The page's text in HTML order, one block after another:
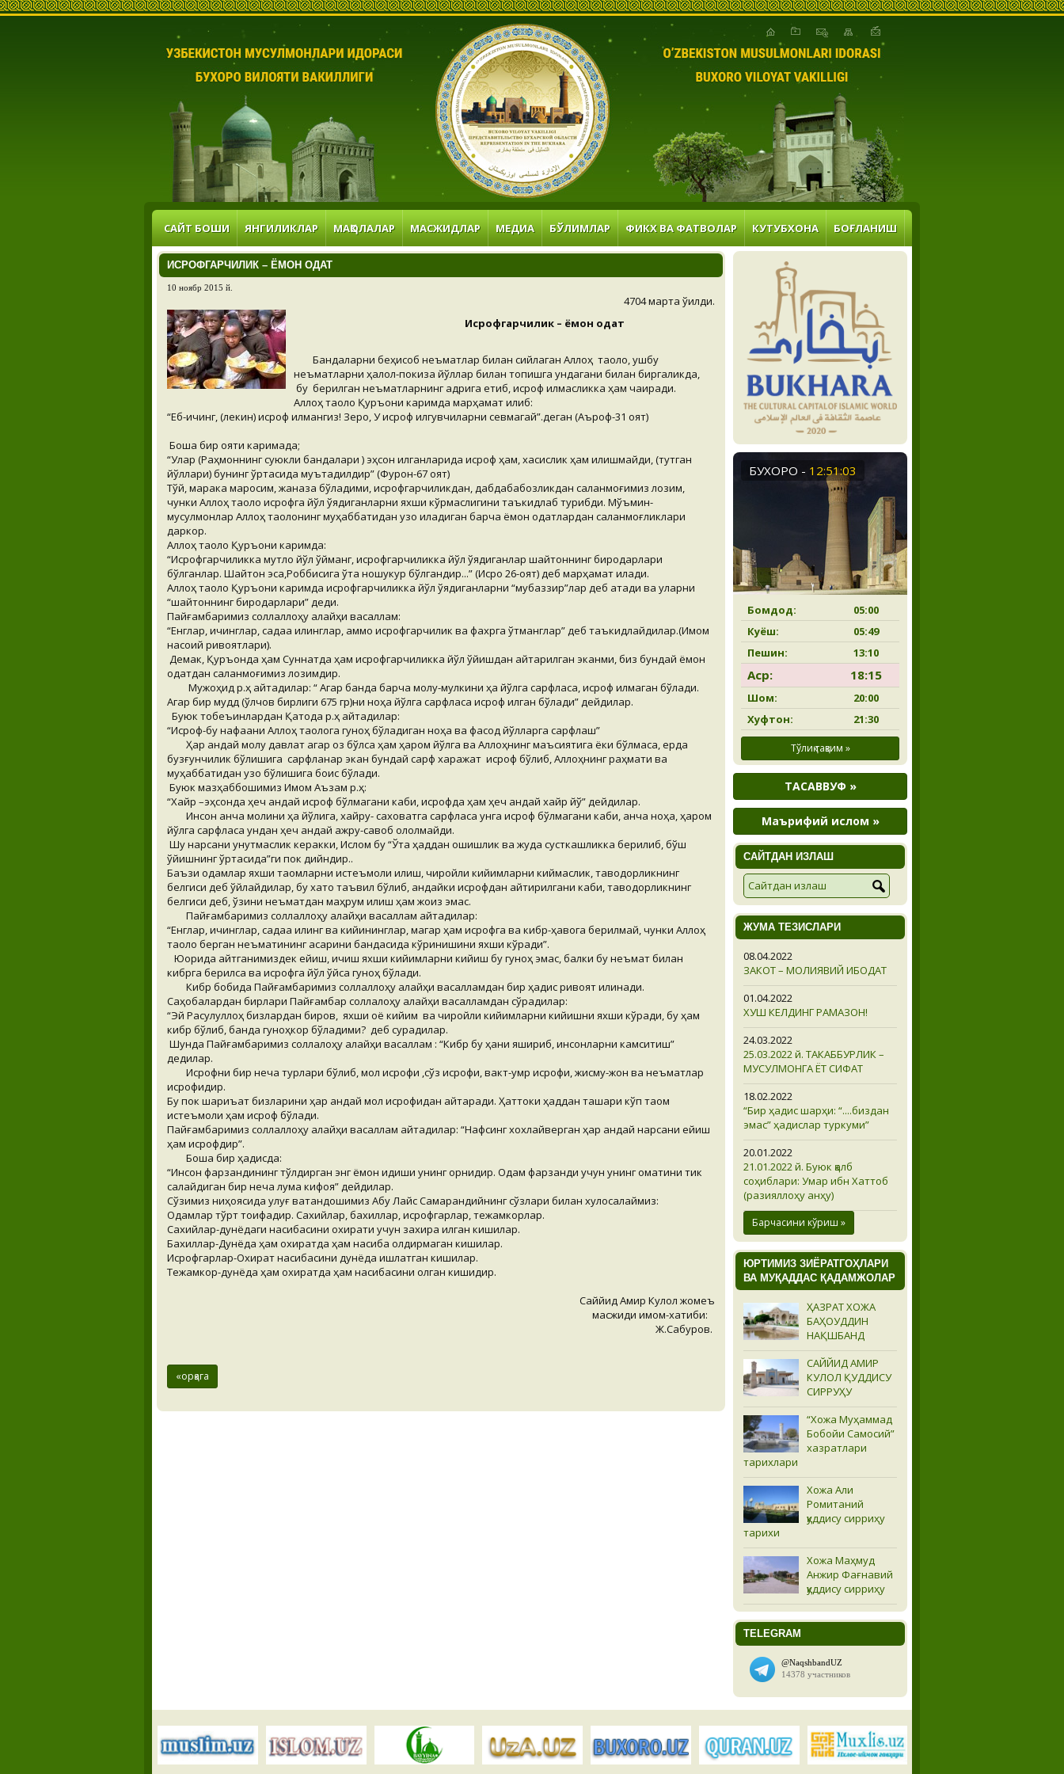
САЙТ БОШИ ЯНГИЛИКЛАР МАҚОЛАЛАР МАСЖИДЛАР МЕДИА БЎЛИМЛАР ФИКХ ВА ФАТВОЛАР КУТУБХОНА БОҒЛАНИШ
ИСРОФГАРЧИЛИК – ЁМОН ОДАТ
10 ноябр 2015 й.
4704 марта ўқилди.
Исрофгарчилик – ёмон одат
Бандаларни беҳисоб неъматлар билан сийлаган Аллоҳ таоло, ушбу
неъматларни ҳалол-покиза йўллар билан топишга ундагани билан биргаликда,
бу берилган неъматларнинг қадрига етиб, исроф қилмасликка ҳам чақиради.
Аллоҳ таоло Қуръони каримда марҳамат қилиб:
“Еб-ичинг, (лекин) исроф қилмангиз! Зеро, У исроф қилгувчиларни севмагай”.деган (Аъроф-31 оят)
Бошқа бир ояти каримада;
“Улар (Раҳмоннинг суюкли бандалари ) эҳсон қилганларида исроф ҳам, хасислик ҳам қилишмайди, (тутган
йўллари) бунинг ўртасида муътадилдир” (Фурқон-67 оят)
Тўй, марака маросим, жаназа бўладими, исрофгарчиликдан, дабдабабозликдан сақланмоғимиз лозим,
чунки Аллоҳ таоло исрофга йўл қўядиганларни яхши кўрмаслигини таъкидлаб турибди. Мўъмин-
мусулмонлар Аллоҳ таолонинг муҳаббатидан узоқ қиладиган барча ёмон одатлардан сақланмоғликлари
даркор.
Аллоҳ таоло Қуръони каримда:
“Исрофгарчиликка мутлоқ йўл қўйманг, исрофгарчиликка йўл қўядиганлар шайтоннинг биродарлари
бўлганлар. Шайтон эса,Роббисига ўта ношукур бўлгандир...” (Исро 26-оят) деб марҳамат қилади.
Аллоҳ таоло Қуръони каримда исрофгарчиликка йўл қўядиганларни “мубаззир”лар деб атади ва уларни
“шайтоннинг биродарлари” деди.
Пайғамбаримиз соллаллоҳу алайҳи васаллам:
“Енглар, ичинглар, садақа қилинглар, аммо исрофгарчилик ва фахрга ўтманглар” деб таъкидлайдилар.(Имом
насоий ривоятлари).
Демак, Қуръонда ҳам Суннатда ҳам исрофгарчиликка йўл қўйишдан қайтарилган эканми, биз бундай ёмон
одатдан сақланмоғимиз лозимдир.
Мужоҳид р.ҳ айтадилар: “ Агар банда барча молу-мулкини ҳақ йўлга сарфласа, исроф қилмаган бўлади.
Агар бир мудд (ўлчов бирлиги 675 гр)ни ноҳақ йўлга сарфласа исроф қилган бўлади” дейдилар.
Буюк тобеъинлардан Қатода р.ҳ айтадилар:
“Исроф-бу нафақани Аллоҳ таолога гуноҳ бўладиган ноҳақ ва фасод йўлларга сарфлаш”
Ҳар қандай молу давлат агар оз бўлса ҳам ҳаром йўлга ва Аллоҳнинг маъсиятига ёки бўлмаса, ерда
бузғунчилик бўлишига сарфланар экан бундай сарф харажат исроф бўлиб, Аллоҳнинг раҳмати ва
муҳаббатидан узоқ бўлишига боис бўлади.
Буюк мазҳаббошимиз Имом Аъзам р.ҳ:
“Хайр –эҳсонда ҳеч қандай исроф бўлмагани каби, исрофда ҳам ҳеч қандай хайр йўқ” дейдилар.
Инсон қанча молини ҳаққ йўлига, хайру- саховатга сарфласа унга исроф бўлмагани каби, қанча ноҳақ, ҳаром
йўлга сарфласа ундан ҳеч қандай ажру-савоб ололмайди.
Шу нарсани унутмаслик керакки, Ислом бу “Ўта ҳаддан ошишлик ва жуда сусткашликка берилиб, бўш
қўйишнинг ўртасида”ги пок дийндир..
Баъзи одамлар яхши таомларни истеъмоли қилиш, чиройли кийимларни киймаслик, тақводорликнинг
белгиси деб ўйлайдилар, бу хато таъвил бўлиб, қандайки исрофдан қайтирилгани каби, тақводорликнинг
белгиси деб, ўзини неъматдан маҳрум қилиш ҳам жоиз эмас.
Пайғамбаримиз соллаллоҳу алайҳи васаллам айтадилар:
“Енглар, ичинглар, садақа қилинг ва кийининглар, магар ҳам исрофга ва кибр-ҳавога берилмай, чунки Аллоҳ
таоло берган неъматининг асарини бандасида кўринишини яхши кўради”.
Юқорида айтганимиздек ейиш, ичиш яхши кийимларни кийиш бу гуноҳ эмас, балки бу неъмат билан
кибрга берилса ва исрофга йўл қўйса гуноҳ бўлади.
Кибр бобида Пайғамбаримиз соллаллоҳу алайҳи васалламдан бир ҳадис ривоят қилинади.
Саҳобалардан бирлари Пайғамбар соллалоҳу алайҳи васалламдан сўрадилар:
“Эй Расулуллоҳ бизлардан биров, яхши оёқ кийим ва чиройли кийимларни кийишни яхши кўради, бу ҳам
кибр бўлиб, банда гуноҳкор бўладими? деб сурадилар.
Шунда Пайғамбаримиз соллалоҳу алайҳи васаллам : “Кибр бу ҳақни яшириб, инсонларни камситиш”
дедилар.
Исрофни бир неча турлари бўлиб, мол исрофи ,сўз исрофи, вакт-умр исрофи, жисму-жон ва неъматлар
исрофидир.
Бу пок шариъат бизларини ҳар қандай мол исрофидан қайтаради. Ҳаттоки ҳаддан ташқари кўп таом
истеъмоли ҳам исроф бўлади.
Пайғамбаримиз соллаллоҳу алайҳи васаллам айтадилар: “Нафсинг хохлайверган ҳар қандай нарсани ейиш
ҳам исрофдир”.
Бошқа бир ҳадисда:
“Инсон фарзандининг тўлдирган энг ёмон идиши унинг қорнидир. Одам фарзанди учун унинг қоматини тик
сақлайдиган бир неча луқма кифоя” дейдилар.
Сўзимиз ниҳоясида улуғ ватандошимиз Абу Лайс Самарқандийнинг сўзлари билан хулосалаймиз:
Одамлар тўрт тоифадир. Сахийлар, бахиллар, исрофгарлар, тежамкорлар.
Сахийлар-дунёдаги насибасини охирати учун захира қилган кишилар.
Бахиллар-Дунёда ҳам охиратда ҳам насиба қолдирмаган кишилар.
Исрофгарлар-Охират насибасини дунёда ишлатган кишилар.
Тежамкор-дунёда ҳам охиратда ҳам насибасини олган кишидир.
Саййид Амир Кулол жомеъ
масжиди имом-хатиби:
Ж.Сабуров.
«орқага
БУХОРО - 12:51:04
Бомдод:
05:00
Куёш:
05:49
Пешин:
13:10
Аср: 18:15
Шом:
20:00
Хуфтон:
21:30
Тўлиқ тақвим »
ТАСАВВУФ »
Маърифий ислом »
САЙТДАН ИЗЛАШ
ЖУМА ТЕЗИСЛАРИ
08.04.2022
ЗАКОТ – МОЛИЯВИЙ ИБОДАТ
01.04.2022
ХУШ КЕЛДИНГ РАМАЗОН!
24.03.2022
25.03.2022 й. ТАКАББУРЛИК –
МУСУЛМОНГА ЁТ СИФАТ
18.02.2022
“Бир ҳадис шарҳи: “....биздан
эмас” ҳадислар туркуми”
20.01.2022
21.01.2022 й. Буюк қалб
соҳиблари: Умар ибн Хаттоб
(разияллоҳу анҳу)
Барчасини кўриш »
ЮРТИМИЗ ЗИЁРАТГОҲЛАРИ
ВА МУҚАДДАС ҚАДАМЖОЛАР
ҲАЗРАТ ХОЖА
БАҲОУДДИН
НАҚШБАНД
САЙЙИД АМИР
КУЛОЛ ҚУДДИСУ
СИРРУҲУ
“Хожа Муҳаммад
Бобойи Самосий”
хазратлари
тарихлари
Хожа Али
Ромитаний
қуддису сирриҳу
тарихи
Хожа Маҳмуд
Анжир Фағнавий
қуддису сирриҳу
TELEGRAM